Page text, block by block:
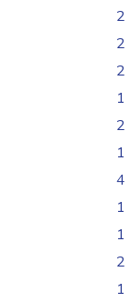
2
2
2
1
2
1
4
1
1
2
1